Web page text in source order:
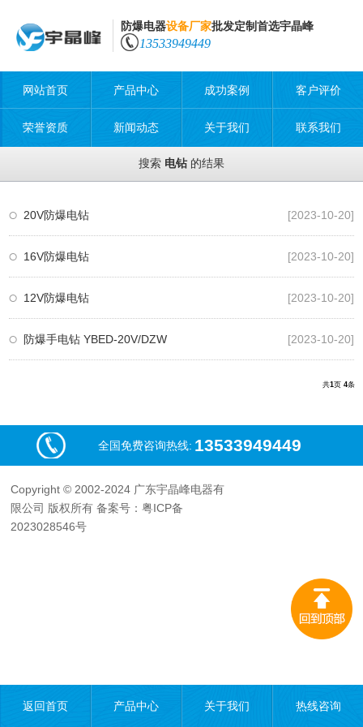
防爆电器设备厂家批发定制首选宇晶峰
13533949449
网站首页 产品中心 成功案例 客户评价
荣誉资质 新闻动态 关于我们 联系我们
搜索 电钻的结果
20V防爆电钻 [2023-10-20]
16V防爆电钻 [2023-10-20]
12V防爆电钻 [2023-10-20]
防爆手电钻 YBED-20V/DZW [2023-10-20]
共1 页 4条
全国免费咨询热线: 13533949449
Copyright © 2002-2024 广东宇晶峰电器有
限公司 版权所有 备案号：粤ICP备
2023028546号
返回首页 产品中心 关于我们 热线咨询